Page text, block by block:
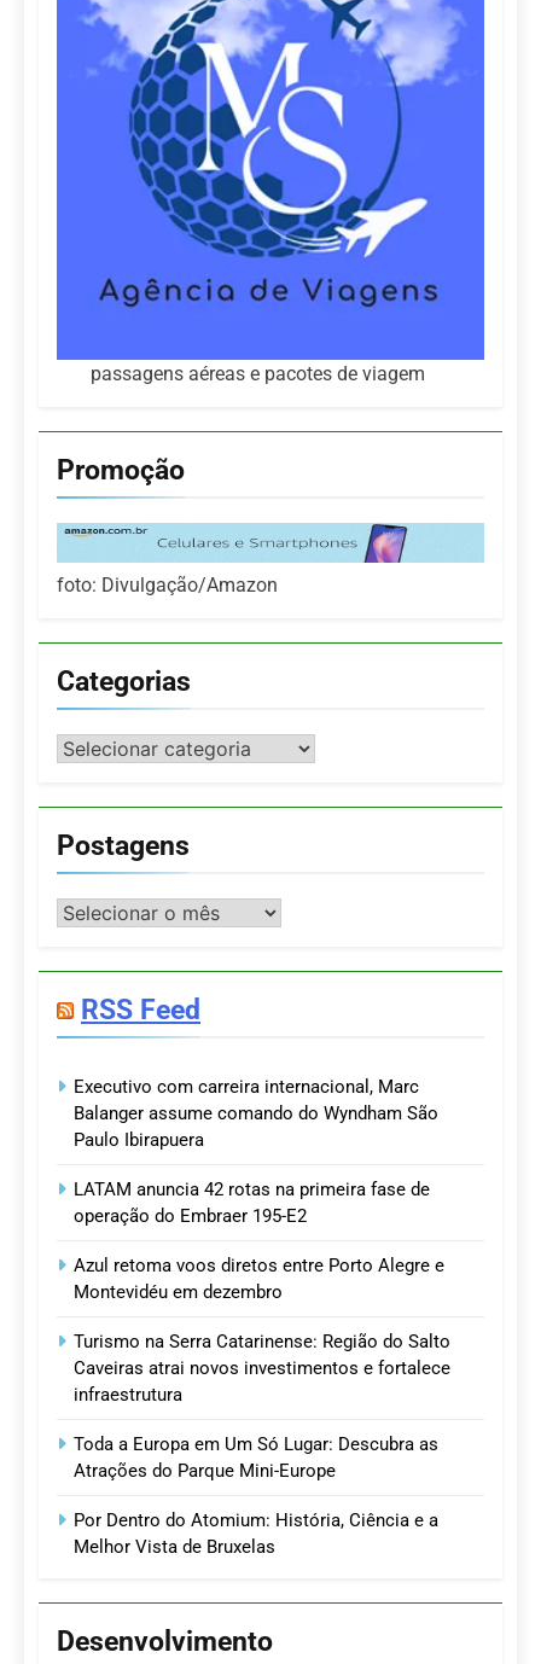
passagens aéreas e pacotes de viagem
Promoção
foto: Divulgação/Amazon
Categorias
Categorias
Postagens
Postagens
RSS Feed
Executivo com carreira internacional, Marc
Balanger assume comando do Wyndham São
Paulo Ibirapuera
LATAM anuncia 42 rotas na primeira fase de
operação do Embraer 195-E2
Azul retoma voos diretos entre Porto Alegre e
Montevidéu em dezembro
Turismo na Serra Catarinense: Região do Salto
Caveiras atrai novos investimentos e fortalece
infraestrutura
Toda a Europa em Um Só Lugar: Descubra as
Atrações do Parque Mini-Europe
Por Dentro do Atomium: História, Ciência e a
Melhor Vista de Bruxelas
Desenvolvimento